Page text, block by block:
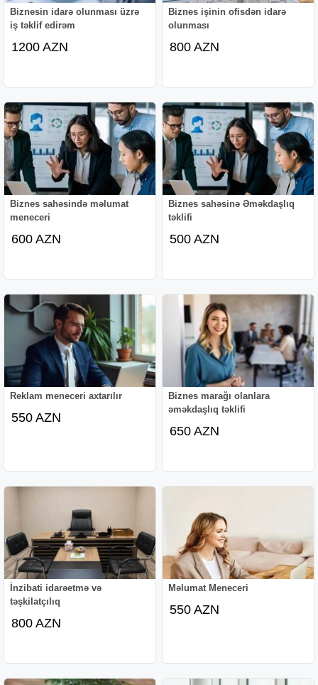
Biznesin idarə olunması üzrə
iş təklif edirəm
1200 AZN
Biznes işinin ofisdən idarə
olunması
800 AZN
Biznes sahəsində məlumat
meneceri
600 AZN
Biznes sahəsinə Əməkdaşlıq
təklifi
500 AZN
Reklam meneceri axtarılır
550 AZN
Biznes marağı olanlara
əməkdaşlıq təklifi
650 AZN
İnzibati idarəetmə və
təşkilatçılıq
800 AZN
Məlumat Meneceri
550 AZN